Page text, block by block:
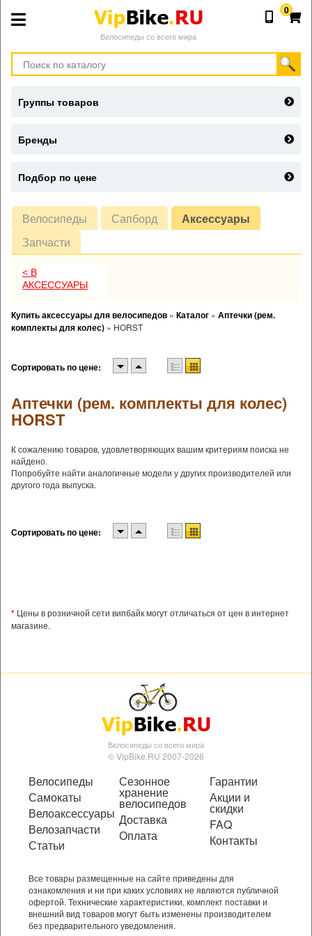
Велосипеды со всего мира
0
Велосипеды Сапборд
Аксессуары
Запчасти
< В
АКСЕССУАРЫ
Купить аксессуары для велосипедов » Каталог » Аптечки (рем.
комплекты для колес) » HORST
Сортировать по цене:
Аптечки (рем. комплекты для колес)
HORST
К сожалению товаров, удовлетворяющих вашим критериям поиска не
найдено.
Попробуйте найти аналогичные модели у других производителей или
другого года выпуска.
Сортировать по цене:
* Цены в розничной сети випбайк могут отличаться от цен в интернет
магазине.
Группы товаров
Бренды
Подбор по цене
Велосипеды со всего мира
© VipBike.RU 2007-2026
Велосипеды
Самокаты
Велоаксессуары
Велозапчасти
Статьи
Сезонное
хранение
велосипедов
Доставка
Оплата
Гарантии
Акции и
скидки
FAQ
Контакты
Все товары размещенные на сайте приведены для
ознакомления и ни при каких условиях не являются публичной
офертой. Технические характеристики, комплект поставки и
внешний вид товаров могут быть изменены производителем
без предварительного уведомления.